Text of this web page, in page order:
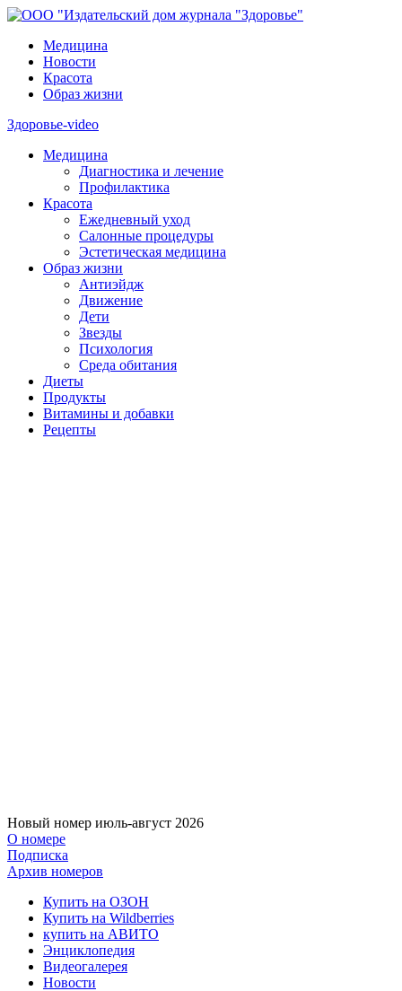
Медицина
Новости
Красота
Образ жизни
Здоровье-video
Медицина
Диагностика и лечение
Профилактика
Красота
Ежедневный уход
Салонные процедуры
Эстетическая медицина
Образ жизни
Антиэйдж
Движение
Дети
Звезды
Психология
Среда обитания
Диеты
Продукты
Витамины и добавки
Рецепты
Новый номер июль-август 2026
О номере
Подписка
Архив номеров
Купить на ОЗОН
Купить на Wildberries
купить на АВИТО
Энциклопедия
Видеогалерея
Новости